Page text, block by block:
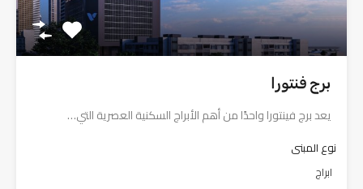
برج فنتورا
يعد برج فينتورا واحدًا من أهم الأبراج السكنية العصرية التي…
نوع المبنى
ابراج